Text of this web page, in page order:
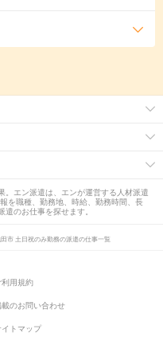
。エン派遣は、エンが運営する人材派遣
を職種、勤務地、時給、勤務時間、長
のお仕事を探せます。
市 土日祝のみ勤務の派遣の仕事一覧
利用規約
のお問い合わせ
トマップ